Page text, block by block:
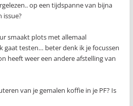
op een tijdspanne van bijna
issue?
smaakt plots met allemaal
gaat testen… beter denk ik je focussen
heeft weer een andere afstelling van
van je gemalen koffie in je PF? Is